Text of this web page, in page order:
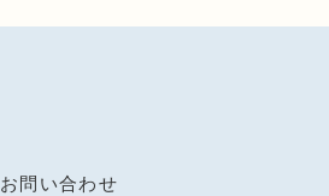
お問い合わせ